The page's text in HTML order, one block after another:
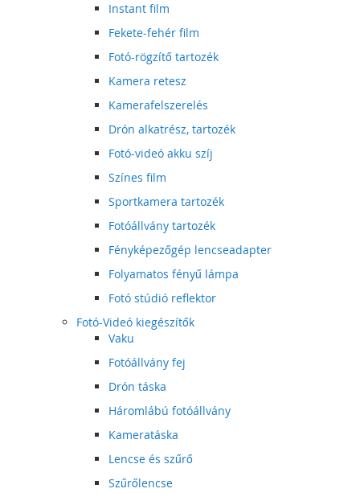
Instant film
Fekete-fehér film
Fotó-rögzítő tartozék
Kamera retesz
Kamerafelszerelés
Drón alkatrész, tartozék
Fotó-videó akku szíj
Színes film
Sportkamera tartozék
Fotóállvány tartozék
Fényképezőgép lencseadapter
Folyamatos fényű lámpa
Fotó stúdió reflektor
Fotó-Videó kiegészítők
Vaku
Fotóállvány fej
Drón táska
Háromlábú fotóállvány
Kameratáska
Lencse és szűrő
Szűrőlencse